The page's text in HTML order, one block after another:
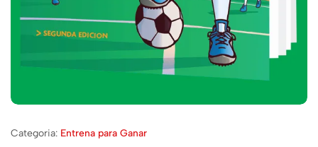
Categoria: Entrena para Ganar